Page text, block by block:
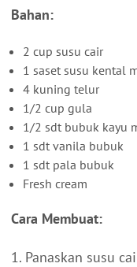
Bahan:
2 cup susu cair
1 saset susu kental
4 kuning telur
1/2 cup gula
1/2 sdt bubuk kayu
1 sdt vanila bubuk
1 sdt pala bubuk
Fresh cream
Cara Membuat:
1. Panaskan susu